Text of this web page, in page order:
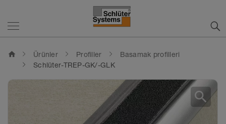
home Ürünler Profiller
Basamak profilleri
Schlüter-TREP-GK/-GLK
search